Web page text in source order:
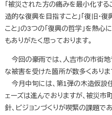
「被災された方の痛みを最小化する
造的な復興を目指すこと」「復旧・
こと」の3つの「復興の哲学」を熱心
もありがたく思っております。
今回の豪雨では、人吉市の市街
な被害を受けた箇所が数多くありま
今月中旬には、第1弾の木造仮設
ェーズは進んでおりますが、被災市
針、ビジョンづくりが喫緊の課題であ